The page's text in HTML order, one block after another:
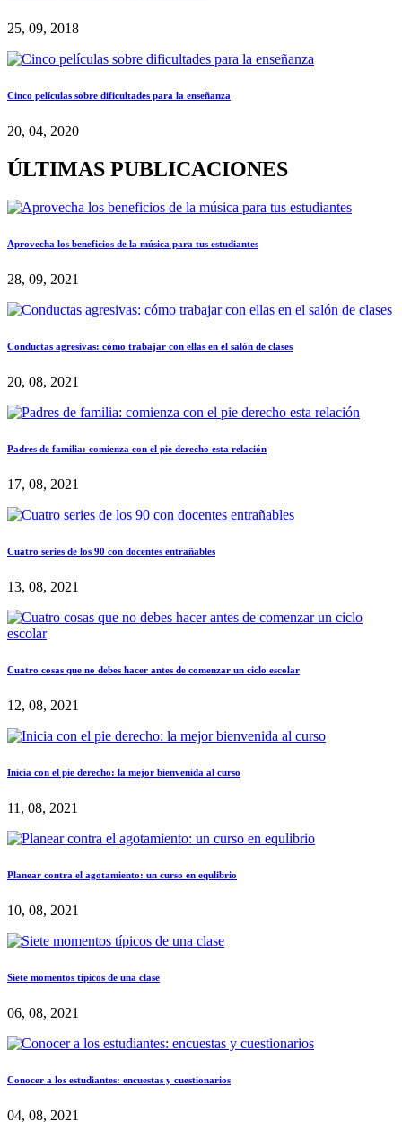
25, 09, 2018
Cinco películas sobre dificultades para la enseñanza
20, 04, 2020
ÚLTIMAS PUBLICACIONES
Aprovecha los beneficios de la música para tus estudiantes
28, 09, 2021
Conductas agresivas: cómo trabajar con ellas en el salón de clases
20, 08, 2021
Padres de familia: comienza con el pie derecho esta relación
17, 08, 2021
Cuatro series de los 90 con docentes entrañables
13, 08, 2021
Cuatro cosas que no debes hacer antes de comenzar un ciclo escolar
12, 08, 2021
Inicia con el pie derecho: la mejor bienvenida al curso
11, 08, 2021
Planear contra el agotamiento: un curso en equlibrio
10, 08, 2021
Siete momentos típicos de una clase
06, 08, 2021
Conocer a los estudiantes: encuestas y cuestionarios
04, 08, 2021